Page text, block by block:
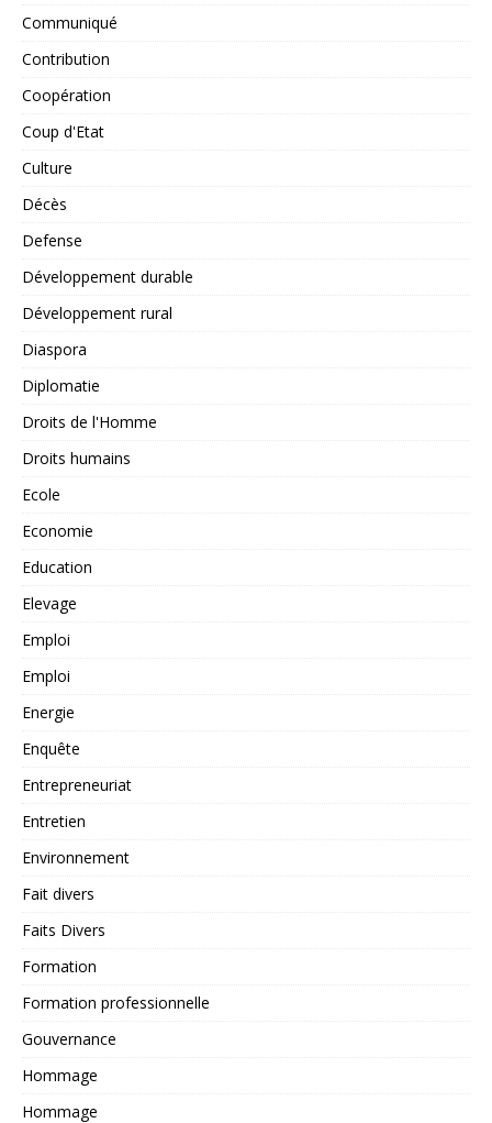
Communiqué
Contribution
Coopération
Coup d'Etat
Culture
Décès
Defense
Développement durable
Développement rural
Diaspora
Diplomatie
Droits de l'Homme
Droits humains
Ecole
Economie
Education
Elevage
Emploi
Emploi
Energie
Enquête
Entrepreneuriat
Entretien
Environnement
Fait divers
Faits Divers
Formation
Formation professionnelle
Gouvernance
Hommage
Hommage